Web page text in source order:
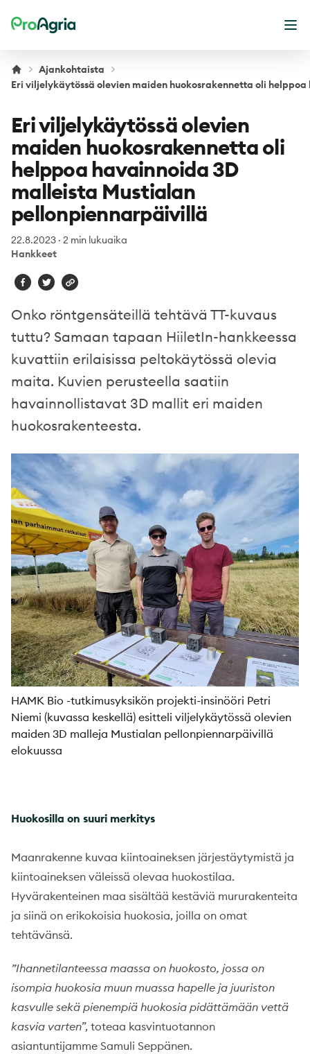
ProAgria
Ajankohtaista
Eri viljelykäytössä olevien maiden huokosrakennetta oli
Eri viljelykäytössä olevien
maiden huokosrakennetta oli
helppoa havainnoida 3D
malleista Mustialan
pellonpiennarpäivillä
22.8.2023 · 2 min lukuaika
Hankkeet
Onko röntgensäteillä tehtävä TT-kuvaus
tuttu? Samaan tapaan HiiletIn-hankkeessa
kuvattiin erilaisissa peltokäytössä olevia
maita. Kuvien perusteella saatiin
havainnollistavat 3D mallit eri maiden
huokosrakenteesta.
HAMK Bio -tutkimusyksikön projekti-insinööri Petri
Niemi (kuvassa keskellä) esitteli viljelykäytössä olevien
maiden 3D malleja Mustialan pellonpiennarpäivillä
elokuussa
Huokosilla on suuri merkitys
Maanrakenne kuvaa kiintoaineksen järjestäytymistä ja
kiintoaineksen väleissä olevaa huokostilaa.
Hyvärakenteinen maa sisältää kestäviä mururakenteita
ja siinä on erikokoisia huokosia, joilla on omat
tehtävänsä.
”Ihannetilanteessa maassa on huokosto, jossa on
isompia huokosia muun muassa hapelle ja juuriston
kasvulle sekä pienempiä huokosia pidättämään vettä
kasvia varten”, toteaa kasvintuotannon
asiantuntijamme Samuli Seppänen.